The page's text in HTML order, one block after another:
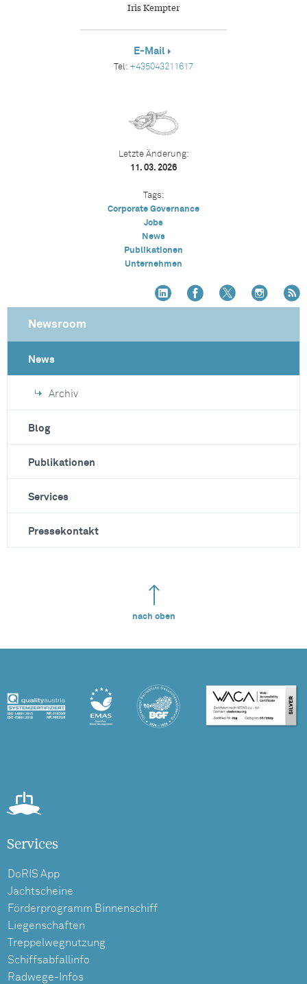
Iris Kempter
E-Mail
Tel: +435043211617
Letzte Änderung:
11. 03. 2026
Tags:
Corporate Governance
Jobs
News
Publikationen
Unternehmen
Newsroom
News
Archiv
Blog
Publikationen
Services
Pressekontakt
nach oben
Services
DoRIS App
Jachtscheine
Förderprogramm Binnenschiff
Liegenschaften
Treppelwegnutzung
Schiffsabfallinfo
Radwege-Infos